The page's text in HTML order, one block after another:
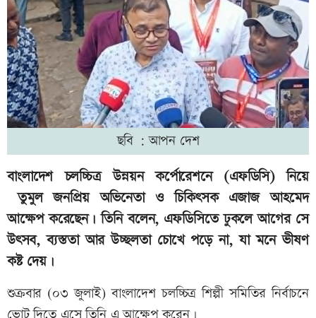
ছবি : আপন দেশ
বাংলাদেশ চলচ্চিত্র উন্নয়ন কর্পোরেশনে (এফডিসি) নিয়ে
তুমুল জনপ্রিয় অভিনেতা ও চিকিৎসক এজাজ আহমেদ
আক্ষেপ করেছেন। তিনি বলেন, এফডিসিতে ঢুকলে আগের সে
উৎসব, ব্যস্ততা আর উচ্ছলতা চোখে পড়ে না, যা মনে ভীষণ
কষ্ট দেয়।
শুক্রবার (০৩ জুলাই) বাংলাদেশ চলচ্চিত্র শিল্পী সমিতির নির্বাচনে